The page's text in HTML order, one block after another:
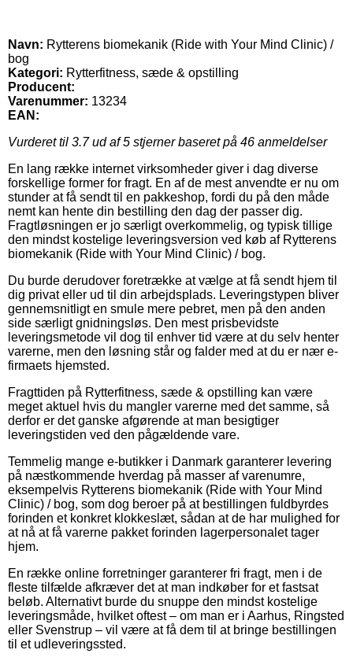
Navn: Rytterens biomekanik (Ride with Your Mind Clinic) /
bog
Kategori: Rytterfitness, sæde & opstilling
Producent:
Varenummer: 13234
EAN:
Vurderet til 3.7ud af 5 stjerner baseret på 46 anmeldelser
En lang række internet virksomheder giver i dag diverse
forskellige former for fragt. En af de mest anvendte er nu om
stunder at få sendt til en pakkeshop, fordi du på den måde
nemt kan hente din bestilling den dag der passer dig.
Fragtløsningen er jo særligt overkommelig, og typisk tillige
den mindst kostelige leveringsversion ved køb af Rytterens
biomekanik (Ride with Your Mind Clinic) / bog.
Du burde derudover foretrække at vælge at få sendt hjem til
dig privat eller ud til din arbejdsplads. Leveringstypen bliver
gennemsnitligt en smule mere pebret, men på den anden
side særligt gnidningsløs. Den mest prisbevidste
leveringsmetode vil dog til enhver tid være at du selv henter
varerne, men den løsning står og falder med at du er nær e-
firmaets hjemsted.
Fragttiden på Rytterfitness, sæde & opstilling kan være
meget aktuel hvis du mangler varerne med det samme, så
derfor er det ganske afgørende at man besigtiger
leveringstiden ved den pågældende vare.
Temmelig mange e-butikker i Danmark garanterer levering
på næstkommende hverdag på masser af varenumre,
eksempelvis Rytterens biomekanik (Ride with Your Mind
Clinic) / bog, som dog beroer på at bestillingen fuldbyrdes
forinden et konkret klokkeslæt, sådan at de har mulighed for
at nå at få varerne pakket forinden lagerpersonalet tager
hjem.
En række online forretninger garanterer fri fragt, men i de
fleste tilfælde afkræver det at man indkøber for et fastsat
beløb. Alternativt burde du snuppe den mindst kostelige
leveringsmåde, hvilket oftest – om man er i Aarhus, Ringsted
eller Svenstrup – vil være at få dem til at bringe bestillingen
til et udleveringssted.